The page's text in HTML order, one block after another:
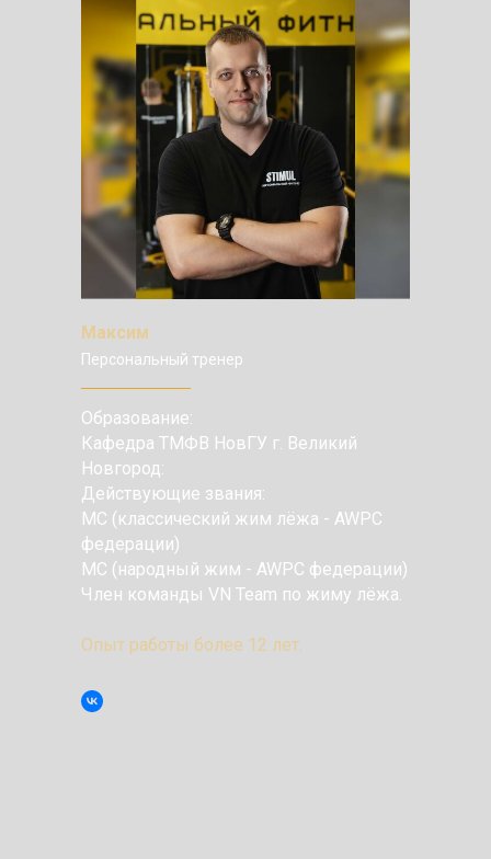
Максим
Персональный тренер
Образование:
Кафедра ТМФВ НовГУ г. Великий
Новгород:
Действующие звания:
МС (классический жим лёжа - AWPC
федерации)
МС (народный жим - AWPC федерации)
Член команды VN Team по жиму лёжа.
Опыт работы более 12 лет.